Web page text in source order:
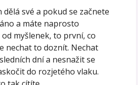
své a pokud se začnete
a máte naprosto
myšlenek, to první, co
nechat to doznít. Nechat
dní a nesnažit se
do rozjetého vlaku.